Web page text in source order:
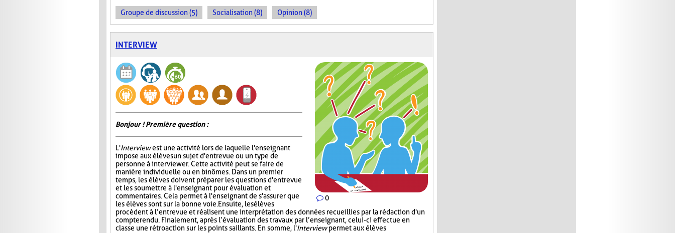
Groupe de discussion (5) Socialisation (8) Opinion (8)
INTERVIEW
0
Bonjour ! Première question :
L'Interviewest une activité lors de laquelle l'enseignant
impose aux élèves un sujet d'entrevue ou un type de
personne à interviewer. Cette activité peut se faire de
manière individuelle ou en binômes. Dans un premier
temps, les élèves doivent préparer les questions d'entrevue
et les soumettre à l'enseignant pour évaluation et
commentaires. Cela permet à l'enseignant de s'assurer que
les élèves sont sur la bonne voie. Ensuite, les élèves
procèdent à l’entrevue et réalisent une interprétation des données recueillies par la rédaction d'un
compte rendu. Finalement, après l’évaluation des travaux par l’enseignant, celui-ci effectue en
classe une rétroaction sur les points saillants. En somme, l'Interviewpermet aux élèves